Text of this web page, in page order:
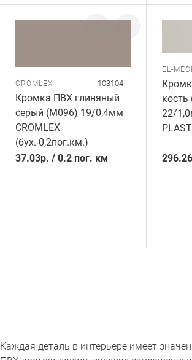
CROMLEX 103104
Кромка ПВХ глиняный
серый (M096) 19/0,4мм
CROMLEX
(бух.-0,2пог.км.)
37.03р. / 0.2 пог. км
EL-
22/
296.26
Каждая деталь в интерьере имеет